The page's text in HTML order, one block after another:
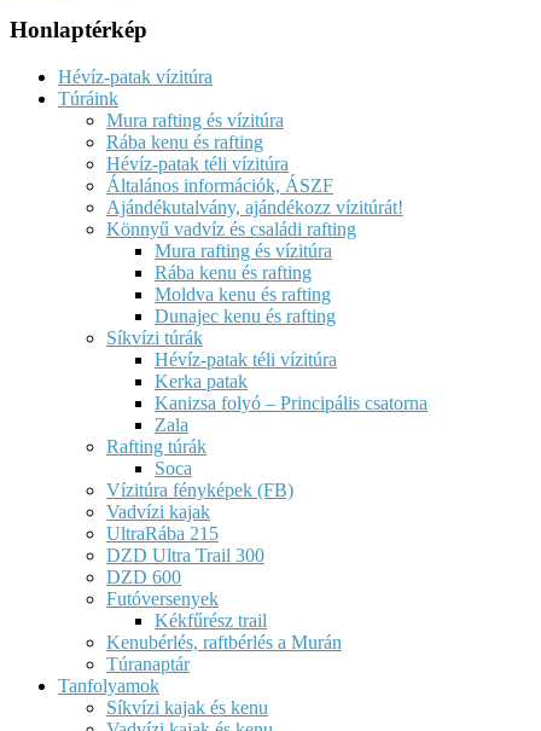
Honlaptérkép
Hévíz-patak vízitúra
Túráink
Mura rafting és vízitúra
Rába kenu és rafting
Hévíz-patak téli vízitúra
Általános információk, ÁSZF
Ajándékutalvány, ajándékozz vízitúrát!
Könnyű vadvíz és családi rafting
Mura rafting és vízitúra
Rába kenu és rafting
Moldva kenu és rafting
Dunajec kenu és rafting
Síkvízi túrák
Hévíz-patak téli vízitúra
Kerka patak
Kanizsa folyó – Principális csatorna
Zala
Rafting túrák
Soca
Vízitúra fényképek (FB)
Vadvízi kajak
UltraRába 215
DZD Ultra Trail 300
DZD 600
Futóversenyek
Kékfűrész trail
Kenubérlés, raftbérlés a Murán
Túranaptár
Tanfolyamok
Síkvízi kajak és kenu